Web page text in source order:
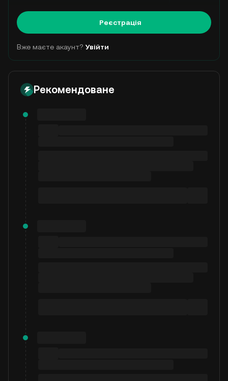
Реєстрація
Вже маєте акаунт? Увійти
Рекомендоване